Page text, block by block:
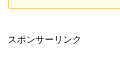
スポンサーリンク